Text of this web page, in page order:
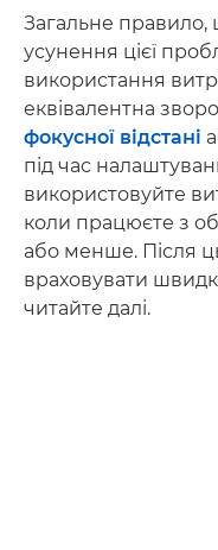
Загальне правило,
усунення цієї
використання
еквівалентна
фокусної відстані
під час
використовуйте
коли працюєте з
або менше. Після
враховувати
читайте далі.